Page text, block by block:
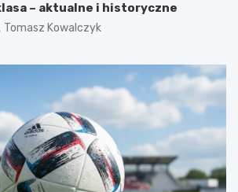
– aktualne i historyczne
Tomasz Kowalczyk